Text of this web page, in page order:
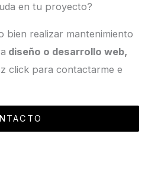
en tu proyecto?
bien realizar mantenimiento
diseño o desarrollo web,
click para contactarme e